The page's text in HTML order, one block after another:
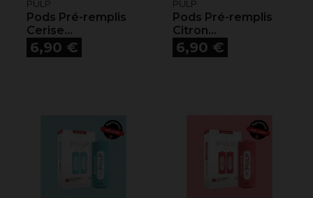
PULP
Pods Pré-remplis
Cerise...
Prix
6,90 €
PULP
Pods Pré-remplis
Citron...
Prix
6,90 €